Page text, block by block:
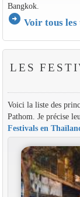
Bangkok.
arrow_circle_right Voir tous
LES
Voici la liste des
Pathom. Je précise
Festivals en